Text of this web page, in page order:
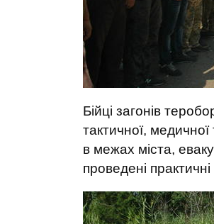
Бійці загонів
тактичної,
в межах міста,
проведені